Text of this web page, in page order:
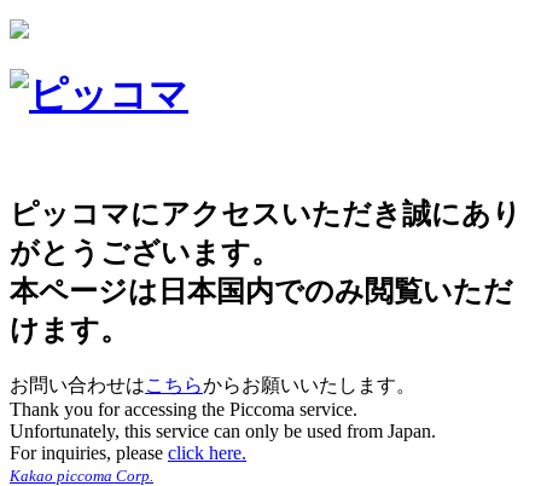
ピッコマにアクセスいただき誠にあり
がとうございます。
本ページは日本国内でのみ閲覧いただ
けます。
お問い合わせはこちらからお願いいたします。
Thank you for accessing the Piccoma service.
Unfortunately, this service can only be used from Japan.
For inquiries, please click here.
Kakao piccoma Corp.